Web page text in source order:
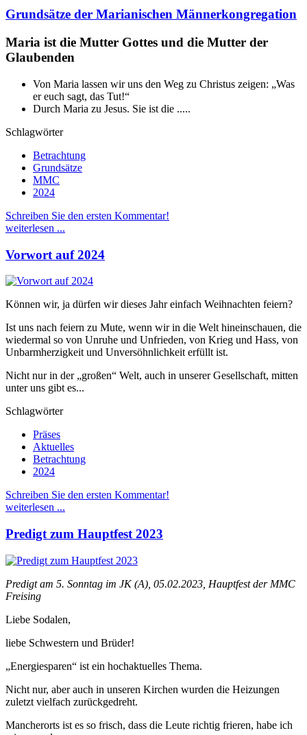
Grundsätze der Marianischen Männerkongregation
Maria ist die Mutter Gottes und die Mutter der
Glaubenden
Von Maria lassen wir uns den Weg zu Christus zeigen: „Was
er euch sagt, das Tut!“
Durch Maria zu Jesus. Sie ist die .....
Schlagwörter
Betrachtung
Grundsätze
MMC
2024
Schreiben Sie den ersten Kommentar!
weiterlesen ...
Vorwort auf 2024
Können wir, ja dürfen wir dieses Jahr einfach Weihnachten feiern?
Ist uns nach feiern zu Mute, wenn wir in die Welt hineinschauen, die
wiedermal so von Unruhe und Unfrieden, von Krieg und Hass, von
Unbarmherzigkeit und Unversöhnlichkeit erfüllt ist.
Nicht nur in der „großen“ Welt, auch in unserer Gesellschaft, mitten
unter uns gibt es...
Schlagwörter
Präses
Aktuelles
Betrachtung
2024
Schreiben Sie den ersten Kommentar!
weiterlesen ...
Predigt zum Hauptfest 2023
Predigt am 5. Sonntag im JK (A), 05.02.2023, Hauptfest der MMC
Freising
Liebe Sodalen,
liebe Schwestern und Brüder!
„Energiesparen“ ist ein hochaktuelles Thema.
Nicht nur, aber auch in unseren Kirchen wurden die Heizungen
zuletzt vielfach zurückgedreht.
Mancherorts ist es so frisch, dass die Leute richtig frieren, habe ich